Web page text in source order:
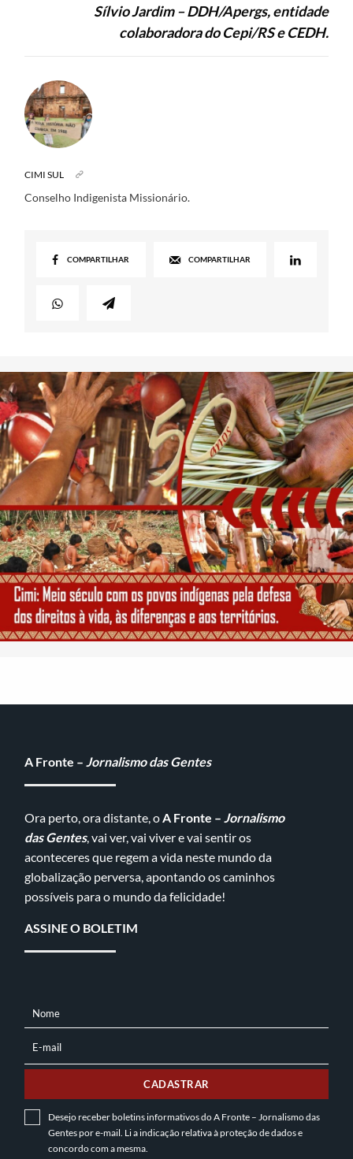
Sílvio Jardim – DDH/Apergs, entidade
colaboradora do Cepi/RS e CEDH.
CIMI SUL
Conselho Indigenista Missionário.
COMPARTILHAR COMPARTILHAR
A Fronte – Jornalismo das Gentes
Ora perto, ora distante, oA Fronte – Jornalismo
das Gentes, vai ver, vai viver e vai sentir os
aconteceres que regem a vida neste mundo da
globalização perversa, apontando os caminhos
possíveis para o mundo da felicidade!
ASSINE O BOLETIM
NOME
Nome
MAIL
E-mail
CADASTRAR
Desejo receber boletins informativos do A Fronte – Jornalismo das
Gentes por e-mail. Li a indicação relativa àproteção de dadose
concordo com a mesma.